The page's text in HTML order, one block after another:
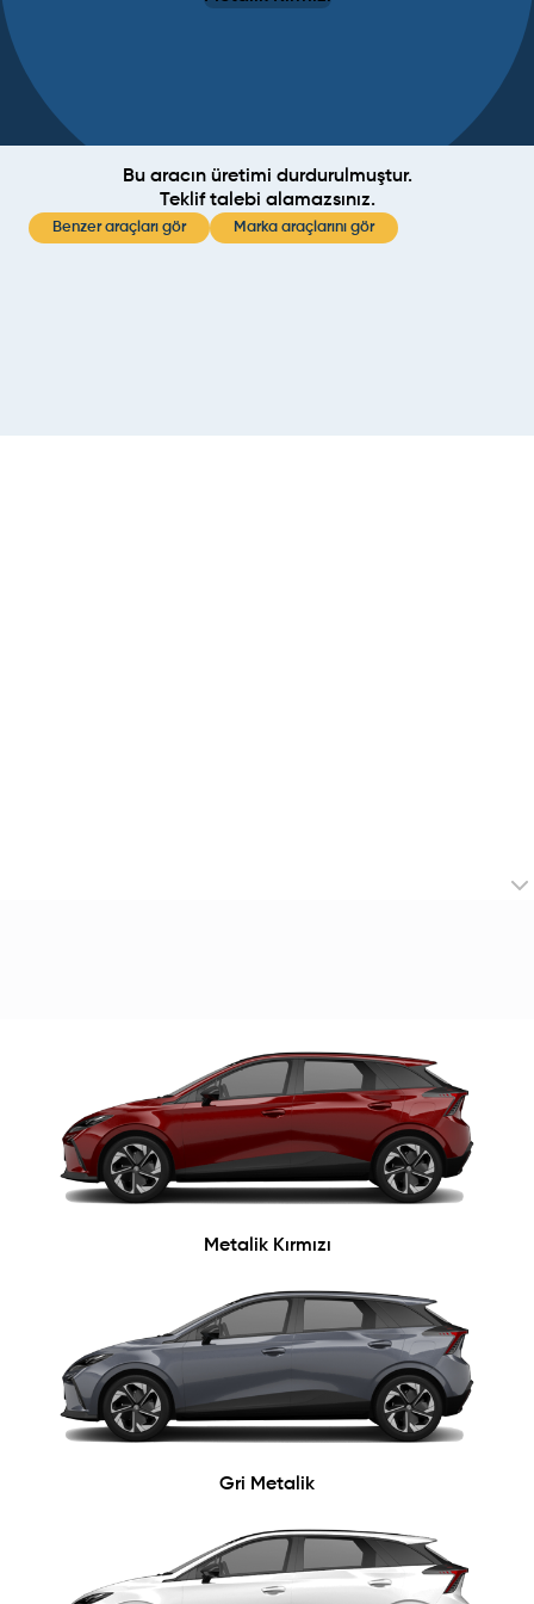
Bu aracın üretimi durdurulmuştur.
Teklif talebi alamazsınız.
Benzer araçları gör Marka araçlarını gör
Metalik Kırmızı
Gri Metalik